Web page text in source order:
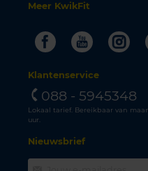
Meer KwikFit
FacebookYoutube
Klantenservice
088 - 5945348
Lokaal tarief. Bereikbaar van
uur.
Nieuwsbrief